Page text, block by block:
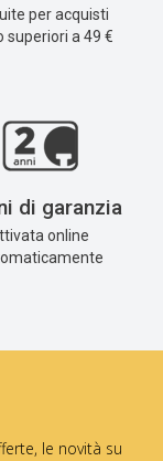
per acquisti
superiori a 49 €
di garanzia
online
le novità su